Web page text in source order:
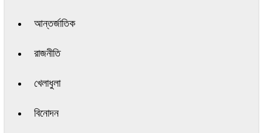
আন্তর্জাতিক
রাজনীতি
খেলাধুলা
বিনোদন